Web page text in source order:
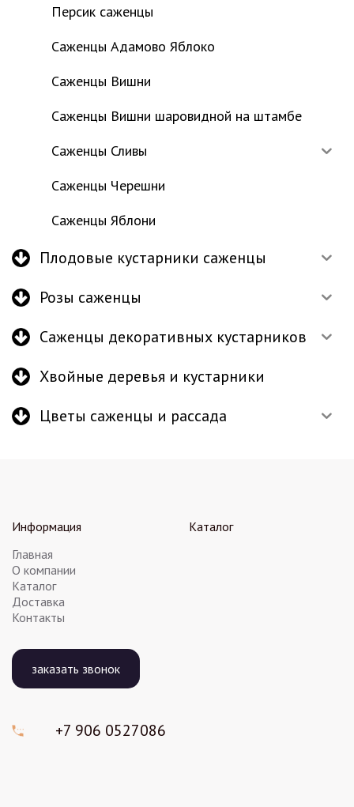
Персик саженцы
Саженцы Адамово Яблоко
Саженцы Вишни
Саженцы Вишни шаровидной на штамбе
Саженцы Сливы
Саженцы Черешни
Саженцы Яблони
Плодовые кустарники саженцы
Розы саженцы
Саженцы декоративных кустарников
Хвойные деревья и кустарники
Цветы саженцы и рассада
Информация
Главная
О компании
Каталог
Доставка
Контакты
Каталог
заказать звонок
+7 906 0527086